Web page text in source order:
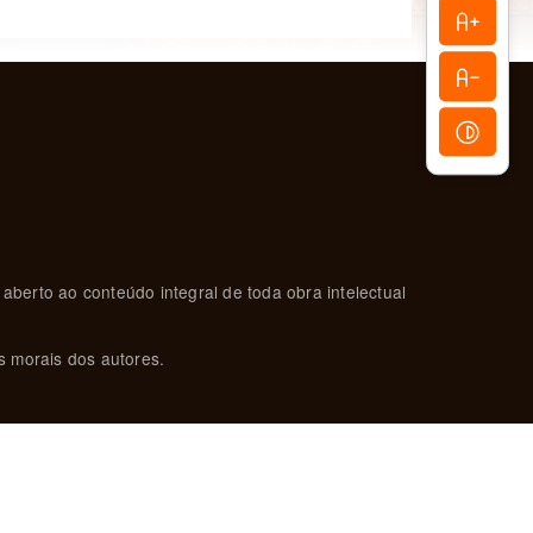
ao conteúdo integral de toda obra intelectual
morais dos autores.